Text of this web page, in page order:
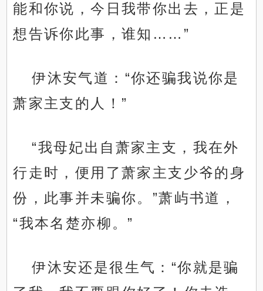
能和你说，今日我带你出去，正是
想告诉你此事，谁知……”
伊沐安气道：“你还骗我说你是
萧家主支的人！”
“我母妃出自萧家主支，我在外
行走时，便用了萧家主支少爷的身
份，此事并未骗你。”萧屿书道，
“我本名楚亦柳。”
伊沐安还是很生气：“你就是骗